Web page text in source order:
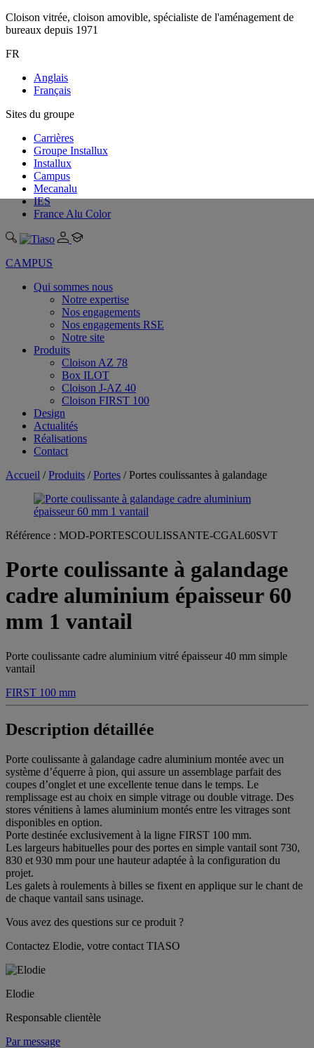
Cloison vitrée, cloison amovible, spécialiste de l'aménagement de
bureaux depuis 1971
FR
Anglais
Français
Sites du groupe
Carrières
Groupe Installux
Installux
Campus
Mecanalu
IES
France Alu Color
CAMPUS
Qui sommes nous
Notre expertise
Nos engagements
Nos engagements RSE
Notre site
Produits
Cloison AZ 78
Box ILOT
Cloison J-AZ 40
Cloison FIRST 100
Design
Actualités
Réalisations
Contact
Accueil /Produits /Portes / Portes coulissantes à galandage
Référence : MOD-PORTESCOULISSANTE-CGAL60SVT
Porte coulissante à galandage
cadre aluminium épaisseur 60
mm 1 vantail
Porte coulissante cadre aluminium vitré épaisseur 40 mm simple
vantail
FIRST 100 mm
Description détaillée
Porte coulissante à galandage cadre aluminium montée avec un
système d’équerre à pion, qui assure un assemblage parfait des
coupes d’onglet et une excellente tenue dans le temps. Le
remplissage est au choix en simple vitrage ou double vitrage. Des
stores vénitiens à lames aluminium montés entre les vitrages sont
disponibles en option.
Porte destinée exclusivement à la ligne FIRST 100 mm.
Les largeurs habituelles pour des portes en simple vantail sont 730,
830 et 930 mm pour une hauteur adaptée à la configuration du
projet.
Les galets à roulements à billes se fixent en applique sur le chant de
de chaque vantail sans usinage.
Vous avez des questions sur ce produit ?
Contactez Elodie, votre contact TIASO
Elodie
Responsable clientèle
Par message